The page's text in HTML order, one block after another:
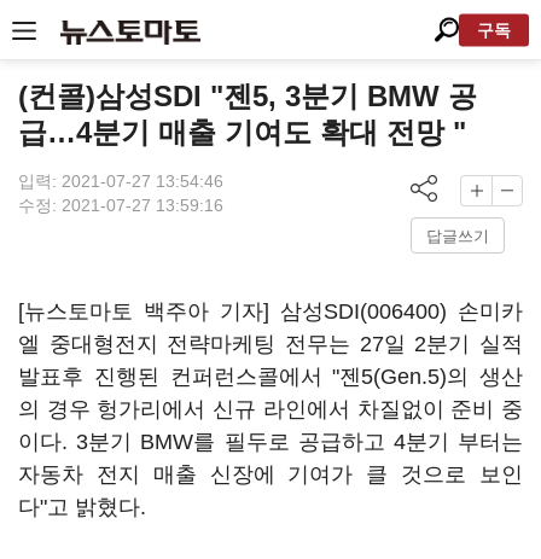
구독
(컨콜)삼성SDI "젠5, 3분기 BMW 공
급…4분기 매출 기여도 확대 전망 "
입력: 2021-07-27 13:54:46
수정: 2021-07-27 13:59:16
답글쓰기
[뉴스토마토 백주아 기자] 삼성SDI(006400) 손미카
엘 중대형전지 전략마케팅 전무는 27일 2분기 실적
발표후 진행된 컨퍼런스콜에서 "젠5(Gen.5)의 생산
의 경우 헝가리에서 신규 라인에서 차질없이 준비 중
이다. 3분기 BMW를 필두로 공급하고 4분기 부터는
자동차 전지 매출 신장에 기여가 클 것으로 보인
다"고 밝혔다.